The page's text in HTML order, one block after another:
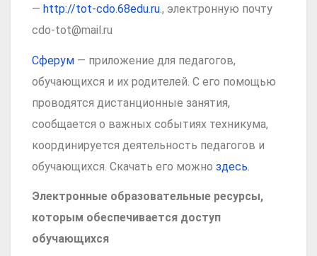
— http://tot-cdo.68edu.ru., электронную почту
cdo-tot@mail.ru
Сферум — приложение для педагогов,
обучающихся и их родителей. С его помощью
проводятся дистанционные занятия,
сообщается о важных событиях техникума,
координируется деятельность педагогов и
обучающихся. Скачать его можно здесь.
Электронные образовательные ресурсы,
которым обеспечивается доступ
обучающихся